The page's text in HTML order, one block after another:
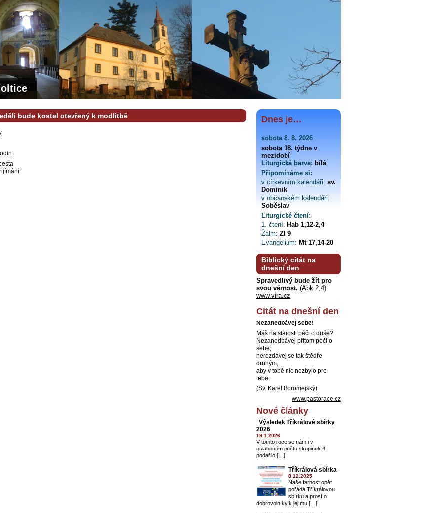
bude kostel otevřený k modlitbě Dnes je…
sobota 8. 8. 2026
sobota 18. týdne v
mezidobí
Liturgická barva: bílá
Připomínáme si:
v církevním kalendáři: sv.
Dominik
v občanském kalendáři:
Soběslav
Liturgické čtení:
1. čtení: Hab 1,12-2,4
Žalm: Zl 9
Evangelium: Mt 17,14-20
Biblický citát na
dnešní den
Spravedlivý bude žít pro
svou věrnost. (Abk 2,4)
www.vira.cz
Citát na dnešní den
Nezanedbávej sebe!
Máš na starosti péči o duše?
Nezanedbávej přitom péči o
sebe;
nerozdávej se tak štědře
druhým,
aby v tobě nic nezbylo pro
tebe.
(Sv. Karel Boromejský)
www.pastorace.cz
Nové články
Výsledek Tříkrálové sbírky
2026
19.1.2026
V tomto roce se nám i v
oslabeném počtu skupinek 4
podařilo […]
Tříkrálová sbírka
8.12.2025
Naše farnost opět
pořádá Tříkrálovou
sbírku a prosí o
dobrovolníky k jejímu […]